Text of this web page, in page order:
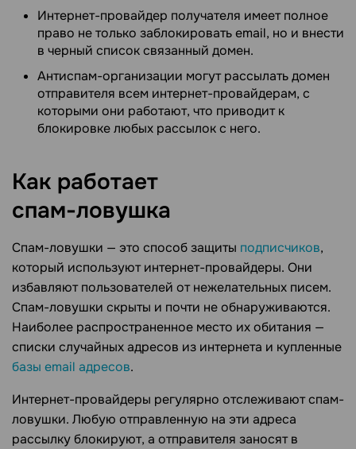
Интернет-провайдер получателя имеет полное
право не только заблокировать email, но и внести
в черный список связанный домен.
Антиспам-организации могут рассылать домен
отправителя всем интернет-провайдерам, с
которыми они работают, что приводит к
блокировке любых рассылок с него.
Как работает
спам-ловушка
Спам-ловушки — это способ защиты подписчиков,
который используют интернет-провайдеры. Они
избавляют пользователей от нежелательных писем.
Спам-ловушки скрыты и почти не обнаруживаются.
Наиболее распространенное место их обитания —
списки случайных адресов из интернета и купленные
базы email адресов.
Интернет-провайдеры регулярно отслеживают спам-
ловушки. Любую отправленную на эти адреса
рассылку блокируют, а отправителя заносят в